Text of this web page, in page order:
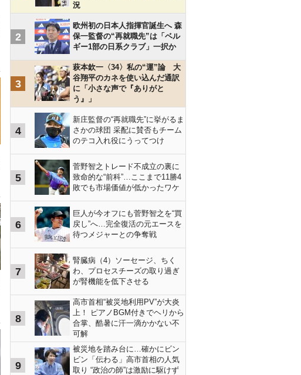
況
2
欧州初の日本人指揮官誕生へ 森
保一監督の“再就職先”は「ベル
ギー1部の日系クラブ」一択か
3
萩本欽一〈34〉私の“運”論 大
谷翔平のカネを使い込んだ通訳
に「小さな声で『ありがと
う』」
4
新庄監督の“再就職先”に挙がるま
さかの球団 采配に賛否もチーム
のテコ入れ役にうってつけ
5
菅野智之トレード不成立の裏に
致命的な“前科”…ここまで11勝4
敗でも市場価値が低かったワケ
6
巨人が今オフにも菅野智之を“買
戻し”へ…完全復活の元エースを
待つメジャーとの争奪戦
7
腎臓病（4）ソーセージ、ちく
わ、プロセスチーズの取り過ぎ
が腎機能を低下させる
8
高市首相“被災地利用PV”が大炎
上！ ピアノBGM付きでヘリから
合掌、酷暑に汗一滴かかない不
可解
9
被災地を踏み台に…確かにビン
ビン「伝わる」高市首相の人気
取り “政治の師”は激励に駆けず